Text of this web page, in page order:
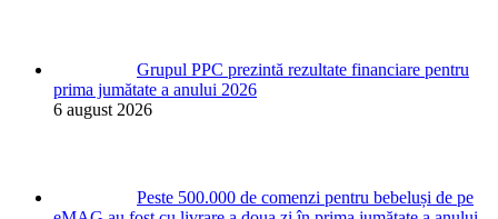
Grupul PPC prezintă rezultate financiare pentru
prima jumătate a anului 2026
6 august 2026
Peste 500.000 de comenzi pentru bebeluși de pe